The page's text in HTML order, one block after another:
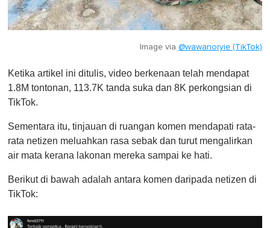
Image via @wawanoryie (TikTok)
Ketika artikel ini ditulis, video berkenaan telah mendapat
1.8M tontonan, 113.7K tanda suka dan 8K perkongsian di
TikTok.
Sementara itu, tinjauan di ruangan komen mendapati rata-
rata netizen meluahkan rasa sebak dan turut mengalirkan
air mata kerana lakonan mereka sampai ke hati.
Berikut di bawah adalah antara komen daripada netizen di
TikTok: